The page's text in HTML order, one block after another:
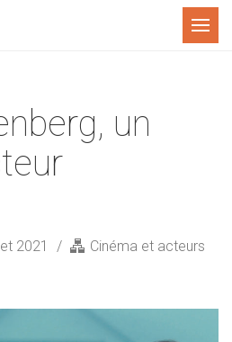
Menu
un
2021
Cinéma et acteurs